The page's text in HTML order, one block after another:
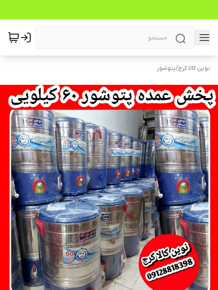
نوین کالا کرج/پتوشور